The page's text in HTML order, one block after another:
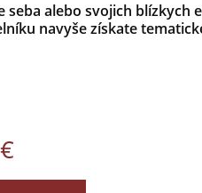
seba alebo svojich blízkych
navyše získate